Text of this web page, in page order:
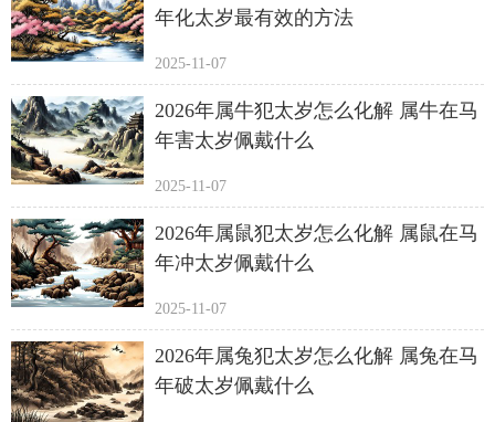
年化太岁最有效的方法
2025-11-07
2026年属牛犯太岁怎么化解 属牛在马
年害太岁佩戴什么
2025-11-07
2026年属鼠犯太岁怎么化解 属鼠在马
年冲太岁佩戴什么
2025-11-07
2026年属兔犯太岁怎么化解 属兔在马
年破太岁佩戴什么